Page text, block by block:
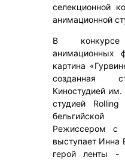
селекционной
анимационной
В конкурсе
анимационных
картина
созданная
Киностудией
студией
Режиссером с
выступает Инна
герой ленты -